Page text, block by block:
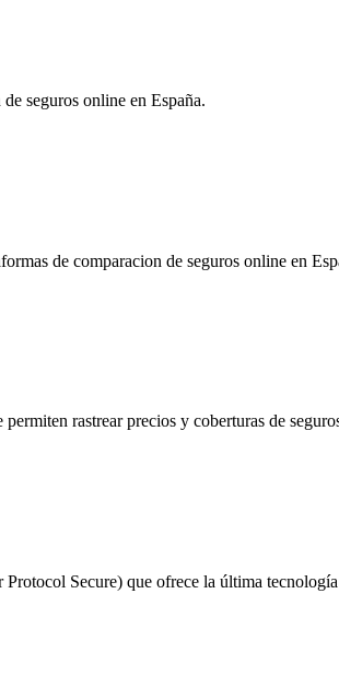
seguros online en España.
de comparacion de seguros online en
rastrear precios y coberturas de
Secure) que ofrece la última